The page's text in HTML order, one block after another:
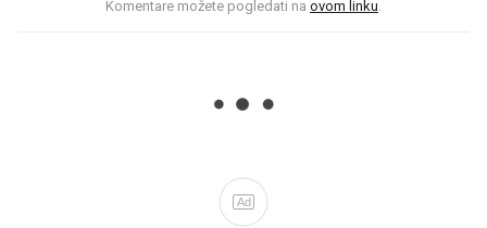
Komentare možete pogledati na ovom linku.
Ad